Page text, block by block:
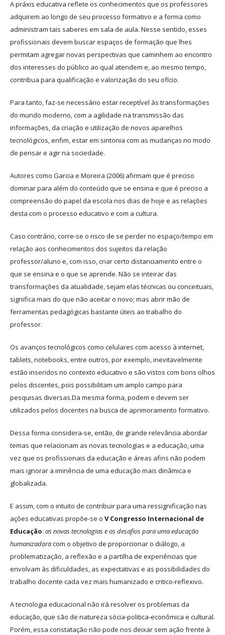
A práxis educativa reflete os conhecimentos que os professores
adquirem ao longo de seu processo formativo e a forma como
administram tais saberes em sala de aula. Nesse sentido, esses
profissionais devem buscar espaços de formação que lhes
permitam agregar novas perspectivas que caminhem ao encontro
dos interesses do público ao qual atendem e, ao mesmo tempo,
contribua para qualificação e valorização do seu ofício.
Para tanto, faz-se necessário estar receptível às transformações
do mundo moderno, com a agilidade na transmissão das
informações, da criação e utilização de novos aparelhos
tecnológicos, enfim, estar em sintonia com as mudanças no modo
de pensar e agir na sociedade.
Autores como Garcia e Moreira (2006) afirmam que é preciso
dominar para além do conteúdo que se ensina e que é preciso a
compreensão do papel da escola nos dias de hoje e as relações
desta com o processo educativo e com a cultura.
Caso contrário, corre-se o risco de se perder no espaço/tempo em
relação aos conhecimentos dos sujeitos da relação
professor/aluno e, com isso, criar certo distanciamento entre o
que se ensina e o que se aprende. Não se inteirar das
transformações da atualidade, sejam elas técnicas ou conceituais,
significa mais do que não aceitar o novo; mas abrir mão de
ferramentas pedagógicas bastante úteis ao trabalho do
professor.
Os avanços tecnológicos como celulares com acesso à internet,
tablets, notebooks, entre outros, por exemplo, inevitavelmente
estão inseridos no contexto educativo e são vistos com bons olhos
pelos discentes, pois possibilitam um amplo campo para
pesquisas diversas.Da mesma forma, podem e devem ser
utilizados pelos docentes na busca de aprimoramento formativo.
Dessa forma considera-se, então, de grande relevância abordar
temas que relacionam as novas tecnologias e a educação, uma
vez que os profissionais da educação e áreas afins não podem
mais ignorar a iminência de uma educação mais dinâmica e
globalizada.
E assim, com o intuito de contribuir para uma ressignificação nas
ações educativas propõe-se o V Congresso Internacional de
Educação: as novas tecnologias e os desafios para uma educação
humanizadoracom o objetivo de proporcionar o diálogo, a
problematização, a reflexão e a partilha de experiências que
envolvam às dificuldades, as expectativas e as possibilidades do
trabalho docente cada vez mais humanizado e critico-reflexivo.
A tecnologia educacional não irá resolver os problemas da
educação, que são de natureza sócia-politica-econômica e cultural.
Porém, essa constatação não pode nos deixar sem ação frente à